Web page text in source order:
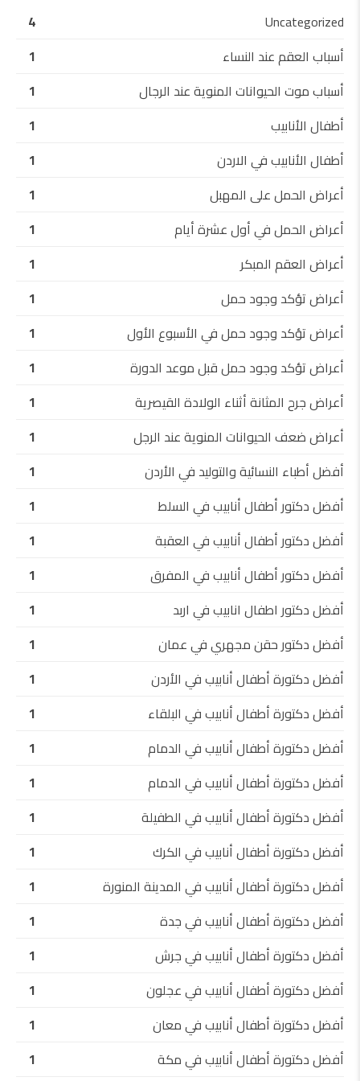
Uncategorized
4
أسباب العقم عند النساء
1
أسباب موت الحيوانات المنوية عند الرجال
1
أطفال الأنابيب
1
أطفال الأنابيب في الاردن
1
أعراض الحمل على المهبل
1
أعراض الحمل في أول عشرة أيام
1
أعراض العقم المبكر
1
أعراض تؤكد وجود حمل
1
أعراض تؤكد وجود حمل في الأسبوع الأول
1
أعراض تؤكد وجود حمل قبل موعد الدورة
1
أعراض جرح المثانة أثناء الولادة القيصرية
1
أعراض ضعف الحيوانات المنوية عند الرجل
1
أفضل أطباء النسائية والتوليد في الأردن
1
أفضل دكتور أطفال أنابيب في السلط
1
أفضل دكتور أطفال أنابيب في العقبة
1
أفضل دكتور أطفال أنابيب في المفرق
1
أفضل دكتور اطفال انابيب في اربد
1
أفضل دكتور حقن مجهري في عمان
1
أفضل دكتورة أطفال أنابيب في الأردن
1
أفضل دكتورة أطفال أنابيب في البلقاء
1
أفضل دكتورة أطفال أنابيب في الدمام
1
أفضل دكتورة أطفال أنابيب في الدمام
1
أفضل دكتورة أطفال أنابيب في الطفيلة
1
أفضل دكتورة أطفال أنابيب في الكرك
1
أفضل دكتورة أطفال أنابيب في المدينة المنورة
1
أفضل دكتورة أطفال أنابيب في جدة
1
أفضل دكتورة أطفال أنابيب في جرش
1
أفضل دكتورة أطفال أنابيب في عجلون
1
أفضل دكتورة أطفال أنابيب في معان
1
أفضل دكتورة أطفال أنابيب في مكة
1